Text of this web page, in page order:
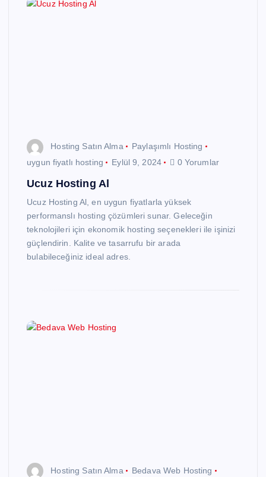
Hosting Satın Alma
Paylaşımlı Hosting
uygun fiyatlı hosting
Eylül 9, 2024 0 Yorumlar
Ucuz Hosting Al
Ucuz Hosting Al, en uygun fiyatlarla yüksek
performanslı hosting çözümleri sunar. Geleceğin
teknolojileri için ekonomik hosting seçenekleri ile işinizi
güçlendirin. Kalite ve tasarrufu bir arada
bulabileceğiniz ideal adres.
Hosting Satın Alma
Bedava Web Hosting